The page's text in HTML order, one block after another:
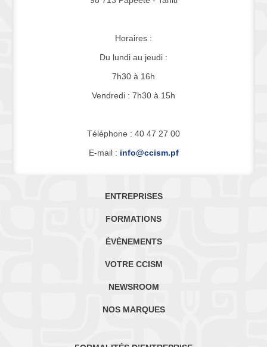
Horaires :
Du lundi au jeudi :
7h30 à 16h
Vendredi : 7h30 à 15h
Téléphone : 40 47 27 00
E-mail : info@ccism.pf
ENTREPRISES
FORMATIONS
ÉVÈNEMENTS
VOTRE CCISM
NEWSROOM
NOS MARQUES